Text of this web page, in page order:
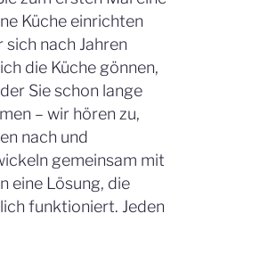
Küche einrichten
sich nach Jahren
die Küche gönnen,
Sie schon lange
– wir hören zu,
nach und
gemeinsam mit
eine Lösung, die
funktioniert. Jeden